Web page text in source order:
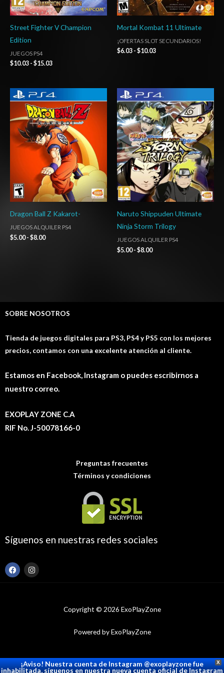
Street Fighter V Champion
Edition
JUEGOS PS4
$10.03 - $15.03
Mortal Kombat 11 Ultimate
¡OFERTAS SLOT SECUNDARIOS!
$6.03 - $10.03
Dragon Ball Z Kakarot-
JUEGOS ALQUILER PS4
$5.00 - $8.00
Rango
de
precios:
desde
$5.00
hasta
$8.00
Naruto Shippuden Ultimate
Ninja Storm Trilogy
JUEGOS ALQUILER PS4
$5.00 - $8.00
Rango
de
precios:
desde
$5.00
hasta
$8.00
SOBRE NOSOTROS
Tienda de juegos digitales para PS3, PS4 y PS5 con los mejores
precios, contamos con una excelente atención al cliente.
Estamos en Facebook, Instagram o puedes escribirnos a
nuestro correo.
EXOPLAY ZONE C.A
RIF No. J-50078166-0
Preguntas frecuentes
Términos y condiciones
Síguenos en nuestras redes sociales
F
a
c
I
n
s
Copyright © 2026 ExoPlayZone
Powered by ExoPlayZone
X
¡Aviso! Nuestra cuenta de Instagram @exoplayzone fue
inhabilitada, síguenos en nuestra nueva cuenta oficial de Instagram